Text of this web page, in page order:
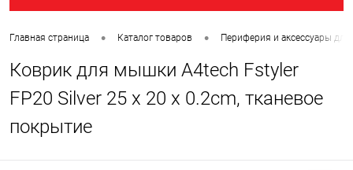
Главная страница • Каталог товаров • Периферия и аксессуары
Коврик для мышки A4tech Fstyler
FP20 Silver 25 x 20 x 0.2cm, тканевое
покрытие